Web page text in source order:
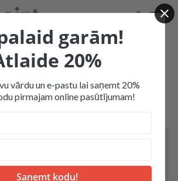
Foto izdrukas
garām!
20%
vārdu un e-pastu lai saņemt 20%
pirmajam online pasūtījumam!